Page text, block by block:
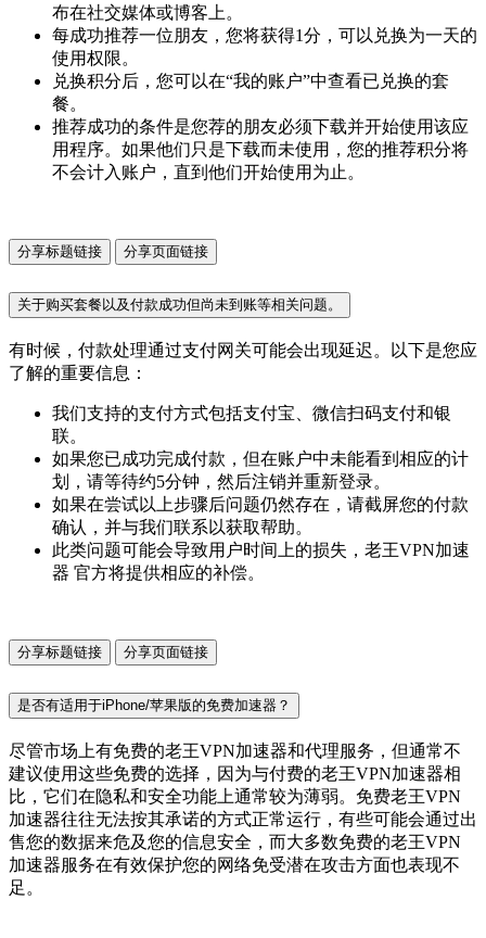
布在社交媒体或博客上。
每成功推荐一位朋友，您将获得1分，可以兑换为一天的
使用权限。
兑换积分后，您可以在“我的账户”中查看已兑换的套
餐。
推荐成功的条件是您荐的朋友必须下载并开始使用该应
用程序。如果他们只是下载而未使用，您的推荐积分将
不会计入账户，直到他们开始使用为止。
分享标题链接 分享页面链接
关于购买套餐以及付款成功但尚未到账等相关问题。
有时候，付款处理通过支付网关可能会出现延迟。以下是您应
了解的重要信息：
我们支持的支付方式包括支付宝、微信扫码支付和银
联。
如果您已成功完成付款，但在账户中未能看到相应的计
划，请等待约5分钟，然后注销并重新登录。
如果在尝试以上步骤后问题仍然存在，请截屏您的付款
确认，并与我们联系以获取帮助。
此类问题可能会导致用户时间上的损失，老王VPN加速
器 官方将提供相应的补偿。
分享标题链接 分享页面链接
是否有适用于iPhone/苹果版的免费加速器？
尽管市场上有免费的老王VPN加速器和代理服务，但通常不
建议使用这些免费的选择，因为与付费的老王VPN加速器相
比，它们在隐私和安全功能上通常较为薄弱。免费老王VPN
加速器往往无法按其承诺的方式正常运行，有些可能会通过出
售您的数据来危及您的信息安全，而大多数免费的老王VPN
加速器服务在有效保护您的网络免受潜在攻击方面也表现不
足。